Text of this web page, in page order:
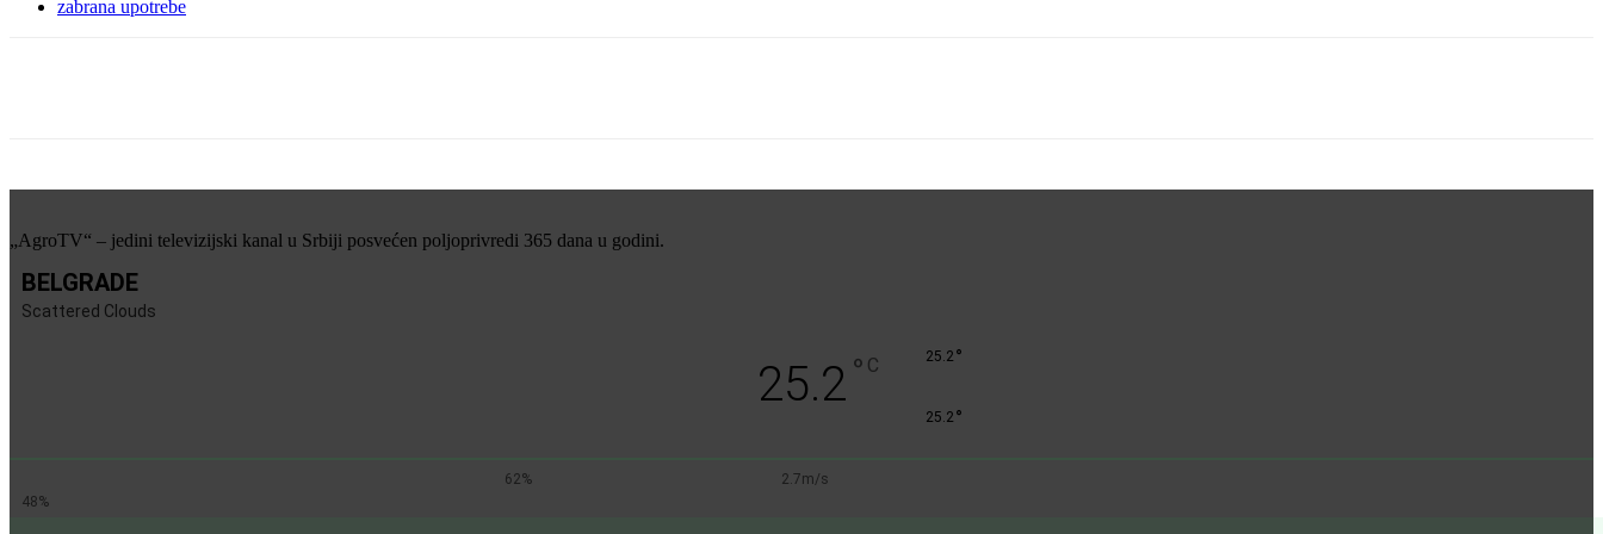
zabrana upotrebe
„AgroTV“ – jedini televizijski kanal u Srbiji posvećen poljoprivredi 365 dana u godini.
BELGRADE
Scattered Clouds
25.2 ° C 25.2 °
25.2 °
62%
2.7m/s
48%